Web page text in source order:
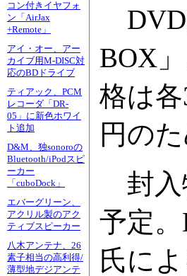
コン付きイヤフォ
ン「AirJax
+Remote」
アイ・オー、アー
カイブ用M-DISC対
応のBDドライブ
ティアック、PCM
レコーダ「DR-
05」に新色ホワイ
ト追加
D&M、独sonoroの
Bluetooth/iPodスピ
ーカー
「cuboDock」
エバーグリーン、
アクリル製のアク
ティブスピーカー
八木アンテナ、26
素子相当の高利得/
薄型地デジアンテ
DVD
BOX
格は
円の
封入
予定
氏に